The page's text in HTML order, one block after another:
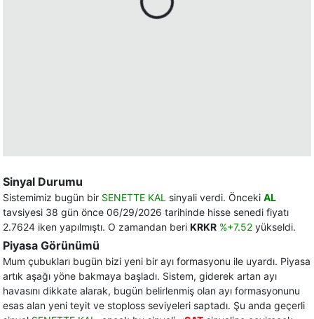
Sinyal Durumu
Sistemimiz bugün bir SENETTE KAL sinyali verdi. Önceki AL
tavsiyesi 38 gün önce 06/29/2026 tarihinde hisse senedi fiyatı
2.7624 iken yapılmıştı. O zamandan beri KRKR %+7.52 yükseldi.
Piyasa Görünümü
Mum çubukları bugün bizi yeni bir ayı formasyonu ile uyardı. Piyasa
artık aşağı yöne bakmaya başladı. Sistem, giderek artan ayı
havasını dikkate alarak, bugün belirlenmiş olan ayı formasyonunu
esas alan yeni teyit ve stoploss seviyeleri saptadı. Şu anda geçerli